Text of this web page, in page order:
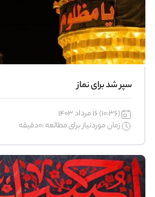
سپر شد برای نماز
(10:36) 16 مرداد 1403
زمان موردنیاز برای مطالعه :0دقیقه